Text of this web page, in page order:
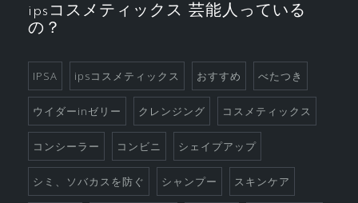
っ
て
晴
ら
し
い
ipsコスメティックス 芸能人っている
の？
IPSA ipsコスメティックス おすすめ べたつき
ウイダーinゼリー クレンジング コスメティックス
コンシーラー コンビニ シェイプアップ
シミ、ソバカスを防ぐ シャンプー スキンケア